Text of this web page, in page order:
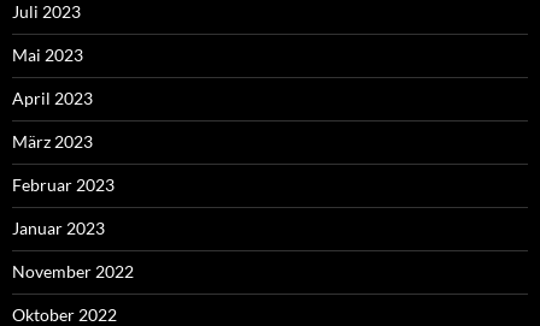
Juli 2023
Mai 2023
April 2023
März 2023
Februar 2023
Januar 2023
November 2022
Oktober 2022